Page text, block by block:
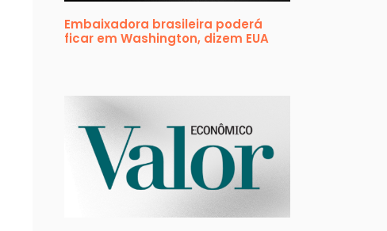
Embaixadora brasileira poderá
ficar em Washington, dizem EUA